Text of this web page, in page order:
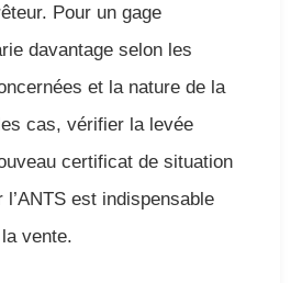
Pour un gage
davantage selon les
et la nature de la
cas, vérifier la levée
certificat de situation
est indispensable
vente.